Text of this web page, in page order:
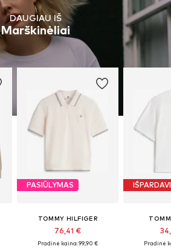
DAUGIAU IŠ
Marškinėliai
PASIŪLYMAS
TOMMY HILFIGER
76,41 €
Pradinė kaina: 99,90 €
Pradinė